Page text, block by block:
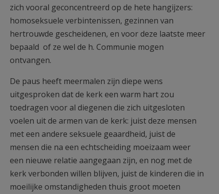
zich vooral geconcentreerd op de hete hangijzers:
homoseksuele verbintenissen, gezinnen van
hertrouwde gescheidenen, en voor deze laatste meer
bepaald of ze wel de h. Communie mogen
ontvangen.
De paus heeft meermalen zijn diepe wens
uitgesproken dat de kerk een warm hart zou
toedragen voor al diegenen die zich uitgesloten
voelen uit de armen van de kerk: juist deze mensen
met een andere seksuele geaardheid, juist de
mensen die na een echtscheiding moeizaam weer
een nieuwe relatie aangegaan zijn, en nog met de
kerk verbonden willen blijven, juist de kinderen die in
moeilijke omstandigheden thuis groot moeten